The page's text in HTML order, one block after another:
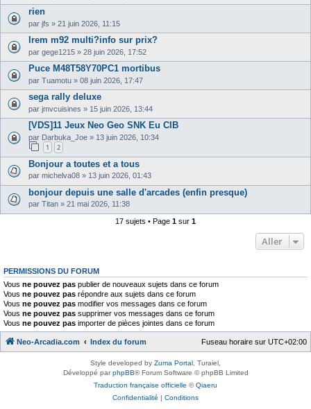
rien
par jfs » 21 juin 2026, 11:15
Irem m92 multi?info sur prix?
par gege1215 » 28 juin 2026, 17:52
Puce M48T58Y70PC1 mortibus
par Tuamotu » 08 juin 2026, 17:47
sega rally deluxe
par jmvcuisines » 15 juin 2026, 13:44
[VDS]11 Jeux Neo Geo SNK Eu CIB
par Darbuka_Joe » 13 juin 2026, 10:34
1 2
Bonjour a toutes et a tous
par michelva08 » 13 juin 2026, 01:43
bonjour depuis une salle d'arcades (enfin presque)
par Titan » 21 mai 2026, 11:38
17 sujets • Page 1 sur 1
Aller
PERMISSIONS DU FORUM
Vous ne pouvez pas publier de nouveaux sujets dans ce forum
Vous ne pouvez pas répondre aux sujets dans ce forum
Vous ne pouvez pas modifier vos messages dans ce forum
Vous ne pouvez pas supprimer vos messages dans ce forum
Vous ne pouvez pas importer de pièces jointes dans ce forum
Neo-Arcadia.com Index du forum Fuseau horaire sur UTC+02:00
Style developed by Zuma Portal, Turaiel,
Développé parphpBB® Forum Software © phpBB Limited
Traduction française officielle ©Qiaeru
Confidentialité | Conditions